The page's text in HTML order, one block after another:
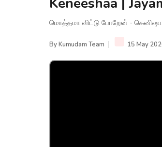
மொத்தமா விட்டு போறேன் - கெனிஷா
ByKumudam Team 15 May